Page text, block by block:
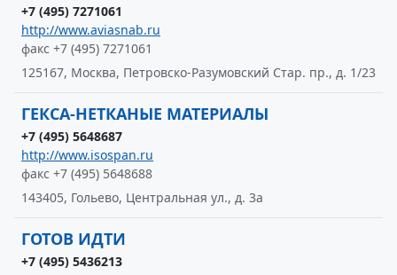
+7 (495) 7271061
http://www.aviasnab.ru
факс +7 (495) 7271061
125167, Москва, Петровско-Разумовский Стар. пр., д. 1/23
ГЕКСА-НЕТКАНЫЕ МАТЕРИАЛЫ
+7 (495) 5648687
http://www.isospan.ru
факс +7 (495) 5648688
143405, Гольево, Центральная ул., д. 3а
ГОТОВ ИДТИ
+7 (495) 5436213